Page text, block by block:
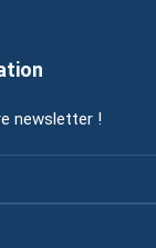
newsletter !